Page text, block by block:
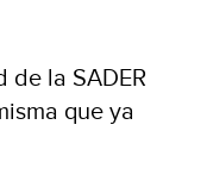
la SADER
que ya